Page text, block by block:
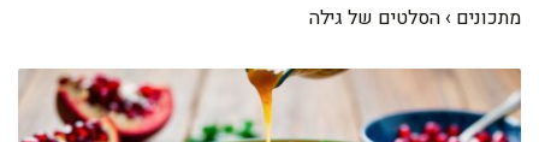
מתכונים › הסלטים של גילה